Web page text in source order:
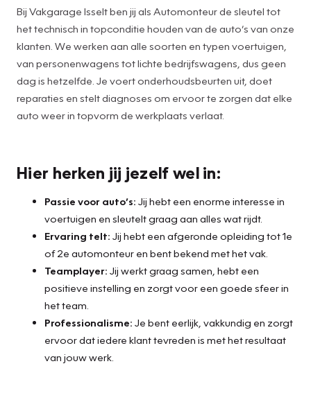
Bij Vakgarage Isselt ben jij als Automonteur de sleutel tot
het technisch in topconditie houden van de auto’s van onze
klanten. We werken aan alle soorten en typen voertuigen,
van personenwagens tot lichte bedrijfswagens, dus geen
dag is hetzelfde. Je voert onderhoudsbeurten uit, doet
reparaties en stelt diagnoses om ervoor te zorgen dat elke
auto weer in topvorm de werkplaats verlaat.
Hier herken jij jezelf wel in:
Passie voor auto’s: Jij hebt een enorme interesse in
voertuigen en sleutelt graag aan alles wat rijdt.
Ervaring telt: Jij hebt een afgeronde opleiding tot 1e
of 2e automonteur en bent bekend met het vak.
Teamplayer: Jij werkt graag samen, hebt een
positieve instelling en zorgt voor een goede sfeer in
het team.
Professionalisme: Je bent eerlijk, vakkundig en zorgt
ervoor dat iedere klant tevreden is met het resultaat
van jouw werk.